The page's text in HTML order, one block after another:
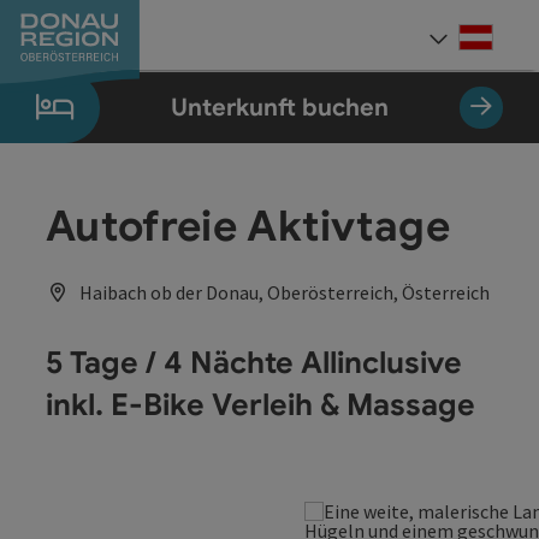
Zum Inhalt
Zur Navigation
Zum Seitenanfang
Zur Kontaktseite
Zum Impressum
Zur Startseite
Unterkunft buchen
Autofreie Aktivtage
Haibach ob der Donau, Oberösterreich, Österreich
5 Tage / 4 Nächte Allinclusive
inkl. E-Bike Verleih & Massage